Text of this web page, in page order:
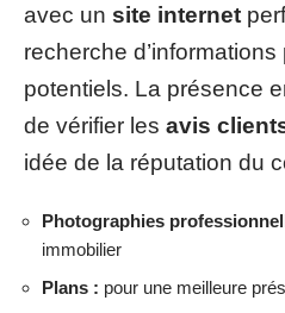
avec un site internet
recherche
potentiels. La présence
de vérifier les avis
idée de la réputation du
Photographies
immobilier
Plans : pour une meilleure